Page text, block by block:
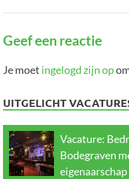
Geef een reactie
Je moet ingelogd zijn op
UITGELICHT
Vacature:
Bodegraven
eigenaarschap